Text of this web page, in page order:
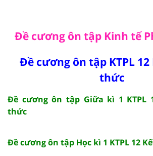
Đề cương ôn tập Kinh tế
Đề cương ôn tập KTPL
thức
Đề cương ôn tập Giữa kì 1 KTPL
thức
Đề cương ôn tập Học kì 1 KTPL 12